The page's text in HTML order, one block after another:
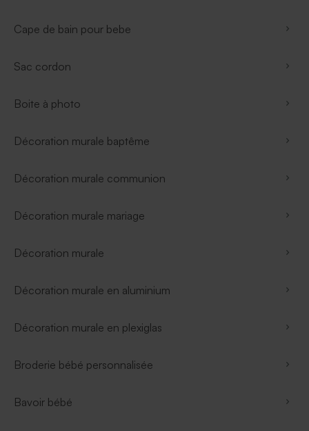
Cape de bain pour bebe
Sac cordon
Boite à photo
Décoration murale baptême
Décoration murale communion
Décoration murale mariage
Décoration murale
Décoration murale en aluminium
Décoration murale en plexiglas
Broderie bébé personnalisée
Bavoir bébé